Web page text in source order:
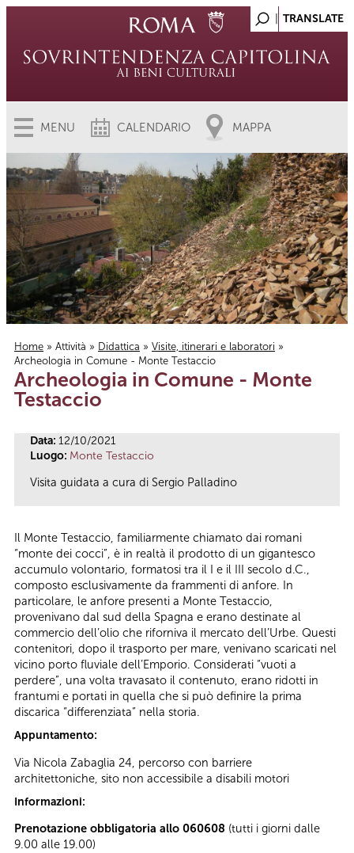
MENU CALENDARIO MAPPA
Tu sei qui
Home » Attività » Didattica » Visite, itinerari e laboratori »
Archeologia in Comune - Monte Testaccio
Archeologia in Comune - Monte
Testaccio
Data: 12/10/2021
Luogo: Monte Testaccio
Visita guidata a cura di Sergio Palladino
Il Monte Testaccio, familiarmente chiamato dai romani
“monte dei cocci”, è in realtà il prodotto di un gigantesco
accumulo volontario, formatosi tra il I e il III secolo d.C.,
composto esclusivamente da frammenti di anfore. In
particolare, le anfore presenti a Monte Testaccio,
provenivano dal sud della Spagna e erano destinate al
commercio dell’olio che riforniva il mercato dell’Urbe. Questi
contenitori, dopo il trasporto per mare, venivano scaricati nel
vicino porto fluviale dell’Emporio. Considerati “vuoti a
perdere”, una volta travasato il contenuto, erano ridotti in
frantumi e portati in quella che si può definire la prima
discarica “differenziata” nella storia.
Appuntamento:
Via Nicola Zabaglia 24, percorso con barriere
architettoniche, sito non accessibile a disabili motori
Informazioni:
Prenotazione obbligatoria allo 060608 (tutti i giorni dalle
9.00 alle 19.00)